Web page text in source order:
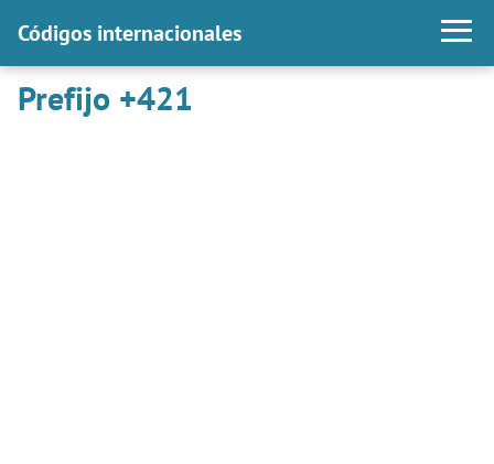
Códigos internacionales
Prefijo +421